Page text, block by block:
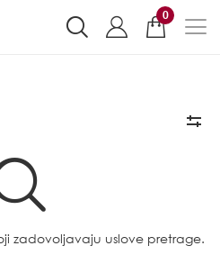
0
zadovoljavaju uslove pretrage.